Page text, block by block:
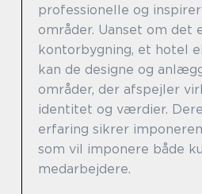
professionelle og
områder. Uanset om det
kontorbygning, et hotel
kan de designe og
områder, der afspejler
identitet og værdier.
erfaring sikrer
som vil imponere både
medarbejdere.